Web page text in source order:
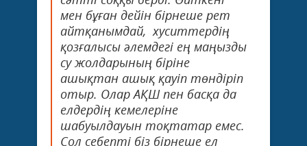
мен бұған дейін бірнеше рет
айтқанымдай, хуситтердің
қозғалысы әлемдегі ең маңызды
су жолдарының біріне
ашықтан ашық қауіп төндіріп
отыр. Олар АҚШ пен басқа да
елдердің кемелеріне
шабуылдауын тоқтатар емес.
Сол себепті біз бірнеше ел